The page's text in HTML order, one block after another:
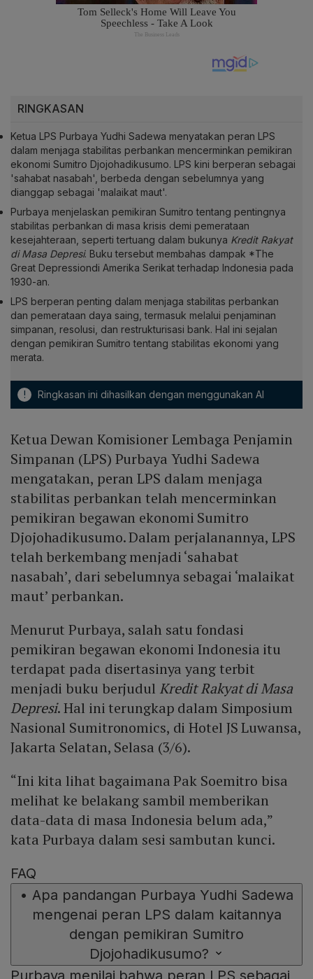
RINGKASAN
Ketua LPS Purbaya Yudhi Sadewa menyatakan peran LPS
dalam menjaga stabilitas perbankan mencerminkan pemikiran
ekonomi Sumitro Djojohadikusumo. LPS kini berperan sebagai
'sahabat nasabah', berbeda dengan sebelumnya yang
dianggap sebagai 'malaikat maut'.
Purbaya menjelaskan pemikiran Sumitro tentang pentingnya
stabilitas perbankan di masa krisis demi pemerataan
kesejahteraan, seperti tertuang dalam bukunya Kredit Rakyat
di Masa Depresi. Buku tersebut membahas dampak *The
Great Depressiondi Amerika Serikat terhadap Indonesia pada
1930-an.
LPS berperan penting dalam menjaga stabilitas perbankan
dan pemerataan daya saing, termasuk melalui penjaminan
simpanan, resolusi, dan restrukturisasi bank. Hal ini sejalan
dengan pemikiran Sumitro tentang stabilitas ekonomi yang
merata.
! Ringkasan ini dihasilkan dengan menggunakan AI
Ketua Dewan Komisioner Lembaga Penjamin
Simpanan (LPS) Purbaya Yudhi Sadewa
mengatakan, peran LPS dalam menjaga
stabilitas perbankan telah mencerminkan
pemikiran begawan ekonomi Sumitro
Djojohadikusumo. Dalam perjalanannya, LPS
telah berkembang menjadi ‘sahabat
nasabah’, dari sebelumnya sebagai ‘malaikat
maut’ perbankan.
Menurut Purbaya, salah satu fondasi
pemikiran begawan ekonomi Indonesia itu
terdapat pada disertasinya yang terbit
menjadi buku berjudul Kredit Rakyat di Masa
Depresi. Hal ini terungkap dalam Simposium
Nasional Sumitronomics, di Hotel JS Luwansa,
Jakarta Selatan, Selasa (3/6).
“Ini kita lihat bagaimana Pak Soemitro bisa
melihat ke belakang sambil memberikan
data-data di masa Indonesia belum ada,”
kata Purbaya dalam sesi sambutan kunci.
FAQ
• Apa pandangan Purbaya Yudhi Sadewa
mengenai peran LPS dalam kaitannya
dengan pemikiran Sumitro
Djojohadikusumo?